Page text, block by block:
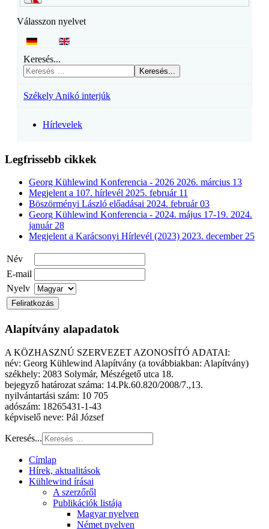
Válasszon nyelvet
Keresés...
Keresés...
Székely Anikó interjúk
Hírlevelek
Legfrissebb cikkek
Georg Kühlewind Konferencia - 2026 2026. március 13
Megjelent a 107. hírlevél 2025. február 11
Böszörményi László előadásai 2024. február 03
Georg Kühlewind Konferencia - 2024. május 17-19. 2024.
január 28
Megjelent a Karácsonyi Hírlevél (2023) 2023. december 25
Név
E-mail
Nyelv
Alapítvány alapadatok
A KÖZHASZNÚ SZERVEZET AZONOSÍTÓ ADATAI:
név: Georg Kühlewind Alapítvány (a továbbiakban: Alapítvány)
székhely: 2083 Solymár, Mészégető utca 18.
bejegyző határozat száma: 14.Pk.60.820/2008/7.,13.
nyilvántartási szám: 10 705
adószám: 18265431-1-43
képviselő neve: Pál József
Keresés...
Címlap
Hírek, aktualitások
Kühlewind írásai
A szerzőről
Publikációk listája
Magyar nyelven
Német nyelven